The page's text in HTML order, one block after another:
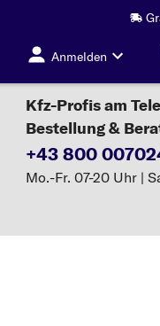
Anmelden
Kfz-Profis am
Bestellung &
+43 800
Mo.-Fr. 07-20 Uhr |